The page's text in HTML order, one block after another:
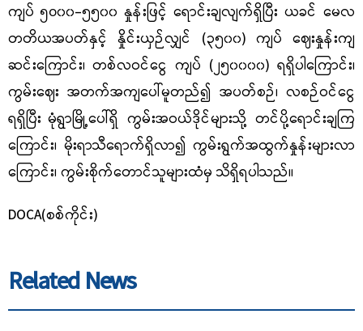
ကျပ် ၅၀၀၀-၅၅၀၀ နှုန်းဖြင့် ရောင်းချလျက်ရှိပြီး ယခင် မေလ
တတိယအပတ်နှင့် နှိုင်းယှဉ်လျှင် (၃၅၀၀) ကျပ် ဈေးနှုန်းကျ
ဆင်းကြောင်း၊ တစ်လဝင်ငွေ ကျပ် (၂၅၀၀၀၀) ရရှိပါကြောင်း၊
ကွမ်းဈေး အတက်အကျပေါ်မူတည်၍ အပတ်စဉ်၊ လစဉ်ဝင်ငွေ
ရရှိပြီး မုံရွာမြို့ပေါ်ရှိ ကွမ်းအဝယ်ဒိုင်များသို့ တင်ပို့ရောင်းချကြ
ကြောင်း၊ မိုးရာသီရောက်ရှိလာ၍ ကွမ်းရွက်အထွက်နှုန်းများလာ
ကြောင်း၊ ကွမ်းစိုက်တောင်သူများထံမှ သိရှိရပါသည်။
DOCA(စစ်ကိုင်း)
Related News